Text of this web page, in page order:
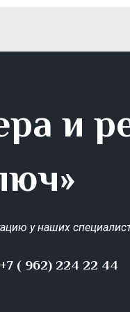
и
у наших
+7 ( 962) 224 22 44